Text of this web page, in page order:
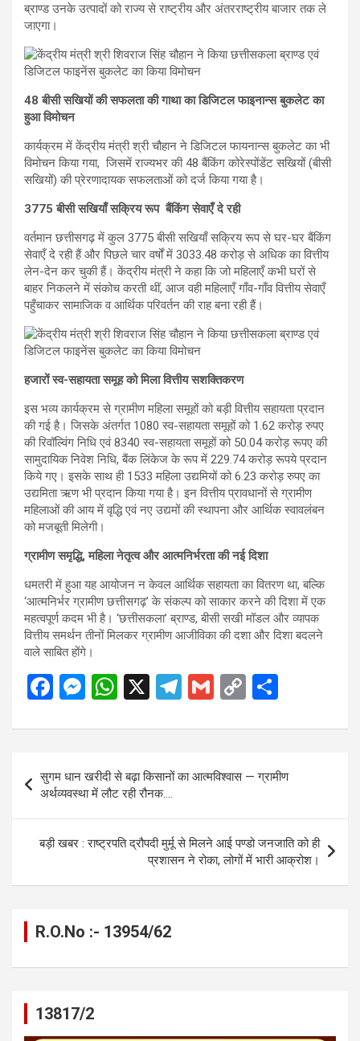
ब्राण्ड उनके उत्पादों को राज्य से राष्ट्रीय और अंतरराष्ट्रीय बाजार तक ले
जाएगा।
48 बीसी सखियों की सफलता की गाथा का डिजिटल फाइनान्स बुकलेट का
हुआ विमोचन
कार्यक्रम में केंद्रीय मंत्री श्री चौहान ने डिजिटल फायनान्स बुकलेट का भी
विमोचन किया गया, जिसमें राज्यभर की 48 बैंकिंग कोरेस्पोंडेंट सखियों (बीसी
सखियों) की प्रेरणादायक सफलताओं को दर्ज किया गया है।
3775 बीसी सखियाँ सक्रिय रूप बैंकिंग सेवाएँ दे रही
वर्तमान छत्तीसगढ़ में कुल 3775 बीसी सखियाँ सक्रिय रूप से घर-घर बैंकिंग
सेवाएँ दे रही हैं और पिछले चार वर्षों में 3033.48 करोड़ से अधिक का वित्तीय
लेन-देन कर चुकी हैं। केंद्रीय मंत्री ने कहा कि जो महिलाएँ कभी घरों से
बाहर निकलने में संकोच करती थीं, आज वही महिलाएँ गाँव-गाँव वित्तीय सेवाएँ
पहुँचाकर सामाजिक व आर्थिक परिवर्तन की राह बना रही हैं।
हजारों स्व-सहायता समूह को मिला वित्तीय सशक्तिकरण
इस भव्य कार्यक्रम से ग्रामीण महिला समूहों को बड़ी वित्तीय सहायता प्रदान
की गई है। जिसके अंतर्गत 1080 स्व-सहायता समूहों को 1.62 करोड़ रुपए
की रिवॉल्विंग निधि एवं 8340 स्व-सहायता समूहों को 50.04 करोड़ रूपए की
सामुदायिक निवेश निधि, बैंक लिंकेज के रूप में 229.74 करोड़ रूपये प्रदान
किये गए। इसके साथ ही 1533 महिला उद्यमियों को 6.23 करोड़ रुपए का
उद्यमिता ऋण भी प्रदान किया गया है। इन वित्तीय प्रावधानों से ग्रामीण
महिलाओं की आय में वृद्धि एवं नए उद्यमों की स्थापना और आर्थिक स्वावलंबन
को मजबूती मिलेगी।
ग्रामीण समृद्धि, महिला नेतृत्व और आत्मनिर्भरता की नई दिशा
धमतरी में हुआ यह आयोजन न केवल आर्थिक सहायता का वितरण था, बल्कि
‘आत्मनिर्भर ग्रामीण छत्तीसगढ़’ के संकल्प को साकार करने की दिशा में एक
महत्वपूर्ण कदम भी है। ‘छत्तीसकला’ ब्राण्ड, बीसी सखी मॉडल और व्यापक
वित्तीय समर्थन तीनों मिलकर ग्रामीण आजीविका की दशा और दिशा बदलने
वाले साबित होंगे।
F
ce
o
o
k
M
se
n
g
er
W
at
s
A
p
p
X
T
e
a
m
G
ail
C
py
k
ar
e
navigation
सुगम धान खरीदी से बढ़ा किसानों का आत्मविश्वास — ग्रामीण
अर्थव्यवस्था में लौट रही रौनक….
बड़ी खबर : राष्ट्रपति द्रौपदी मुर्मू से मिलने आई पण्डो जनजाति को ही
प्रशासन ने रोका, लोगों में भारी आक्रोश।
R.O.No :- 13954/62
13817/2